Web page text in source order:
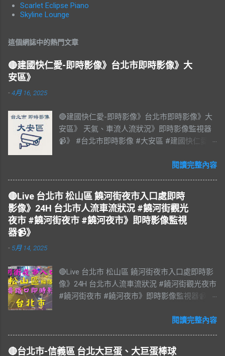
Scarlet Eclipse Piano
Skyline Lounge
這個網誌中的熱門文章
🔴建國快仁愛-即時影像》台北市即時影像》大
安區》
-4月 16, 2025
🔴建國快仁愛-即時影像》台北市即時影像》大
安區》 天氣、車流人流狀況》即時影像監視器
📹》 #台北市即時影像 #大安區 #建國快仁愛 #
#LIVE #直播 #即時路況 #即時影像監視器 #台
源：台北市政府交通局 交通部公路局
閱讀完整內容
🔴Live 台北市 松山區 饒河街夜市入口處即時
影像》24H 台北市人流車流狀況 #饒河街觀光
夜市 #饒河街夜市 #饒河夜市》即時影像監視
器📹》
- 5月 14, 2025
🔴Live 台北市 松山區 饒河街夜市入口處即時影
像》24H 台北市人流車流狀況 #饒河街觀光夜市
#饒河街夜市 #饒河夜市》即時影像監視器📹》
直播 #即時路況 #即時影像監視器 #饒河夜市即
市 #臺北市 #台北市 #松山車站 #觀光夜市 #松
閱讀完整內容
🔴台北市-信義區 台北大巨蛋、大巨蛋棒球